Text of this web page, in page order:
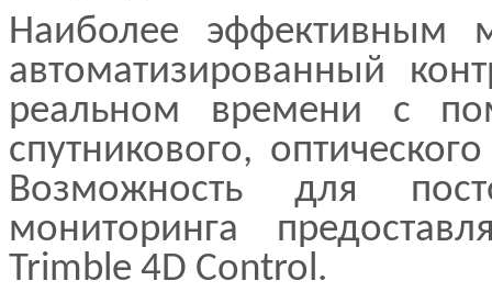
Наиболее эффективным
автоматизированный
реальном времени с
спутникового,
Возможность для
мониторинга
Trimble 4D Control.